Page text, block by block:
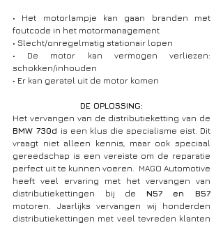
• Het motorlampje kan gaan branden met
foutcode in het motormanagement
• Slecht/onregelmatig stationair lopen
• De motor kan vermogen verliezen:
schokken/inhouden
• Er kan geratel uit de motor komen
DE OPLOSSING:
BMW 730d is een klus die specialisme eist. Dit
vraagt niet alleen kennis, maar ook speciaal
gereedschap is een vereiste om de reparatie
perfect uit te kunnen voeren.  MAGO Automotive
heeft veel ervaring met het vervangen van
distributiekettingen bij de N57 en B57
motoren. Jaarlijks vervangen wij honderden
distributiekettingen met veel tevreden klanten